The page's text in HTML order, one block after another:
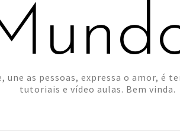
as pessoas, expressa o amor, é
tutoriais e vídeo aulas. Bem vinda.